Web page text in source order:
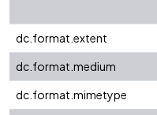
dc.format.extent
dc.format.medium
dc.format.mimetype